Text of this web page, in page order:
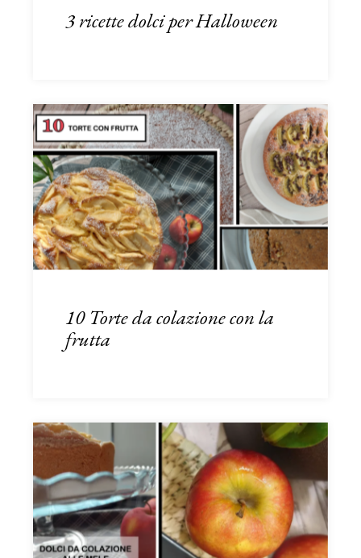
3 ricette dolci per Halloween
10 Torte da colazione con la
frutta